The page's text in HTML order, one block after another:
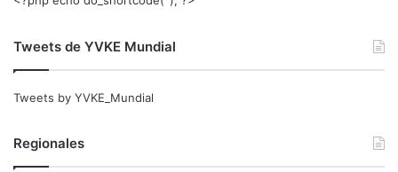
Tweets de YVKE Mundial
Tweets by YVKE_Mundial
Regionales